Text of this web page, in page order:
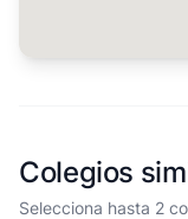
Colegios
Selecciona hasta 2